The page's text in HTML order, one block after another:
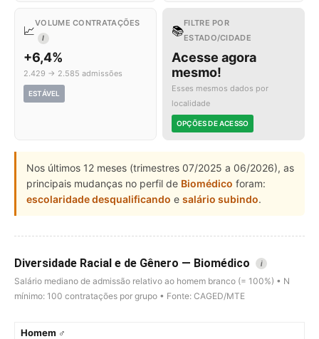
📈
VOLUME CONTRATAÇÕES
I
+6,4%
2.429 → 2.585 admissões
ESTÁVEL
📚
FILTRE POR
ESTADO/CIDADE
Acesse agora
mesmo!
Esses mesmos dados por
localidade
OPÇÕES DE ACESSO
Nos últimos 12 meses (trimestres 07/2025 a 06/2026), as
principais mudanças no perfil de Biomédico foram:
escolaridade desqualificando e salário subindo.
Diversidade Racial e de Gênero — Biomédico i
Salário mediano de admissão relativo ao homem branco (= 100%) • N
mínimo: 100 contratações por grupo • Fonte: CAGED/MTE
Homem ♂